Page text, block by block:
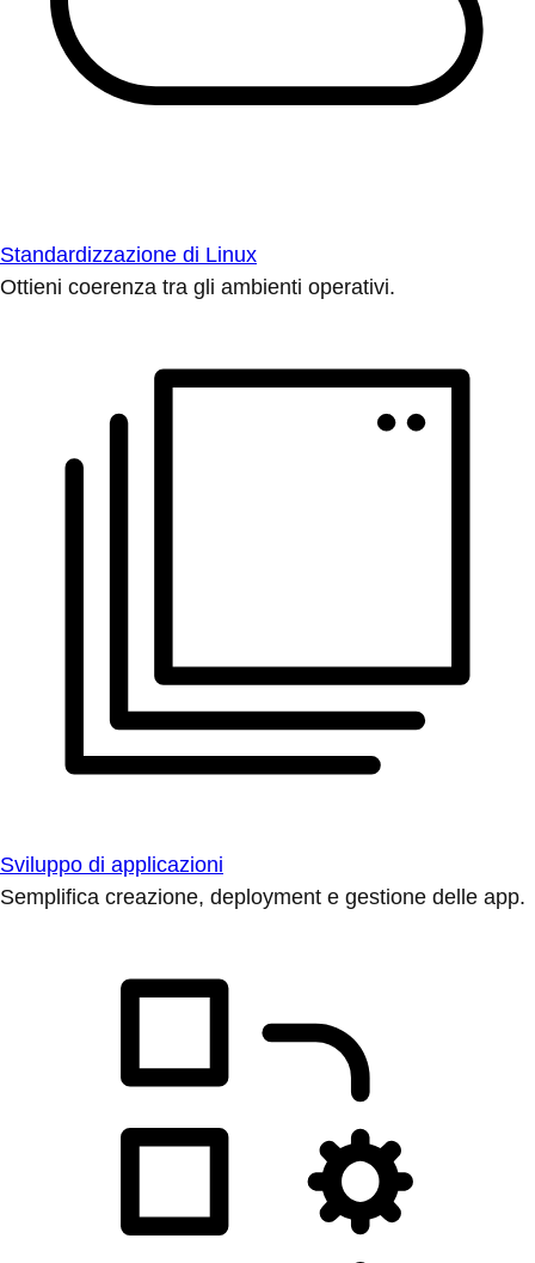
Standardizzazione di Linux
Ottieni coerenza tra gli ambienti operativi.
Sviluppo di applicazioni
Semplifica creazione, deployment e gestione delle app.